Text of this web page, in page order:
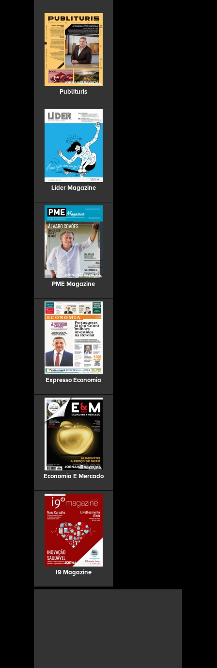
Publituris
Líder Magazine
PME Magazine
Expresso Economia
Economia E Mercado
I9 Magazine